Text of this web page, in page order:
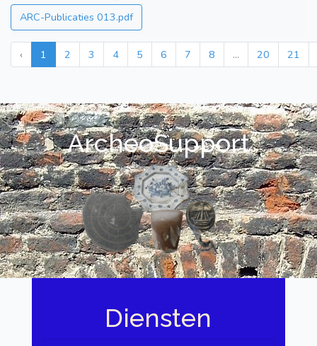
ARC-Publicaties 013.pdf
‹ 1 2 3 4 5 6 7 8 ... 20 21
ArcheoSupport
Diensten